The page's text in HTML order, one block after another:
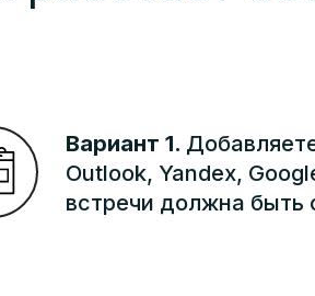
Вариант 1.
Outlook, Yandex,
встречи должна быть